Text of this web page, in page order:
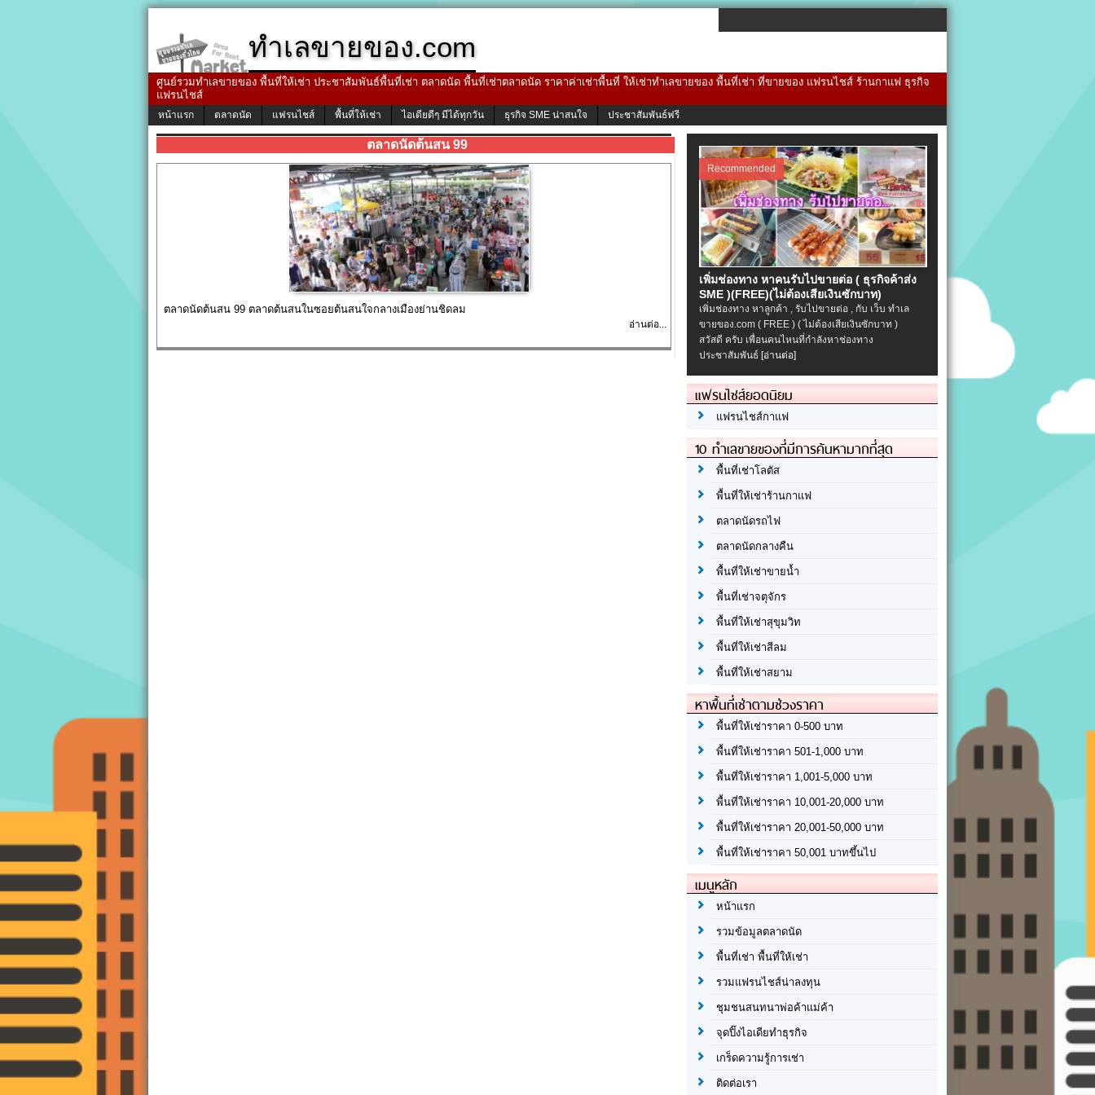
ทำเลขายของ.com
ศูนย์รวมทำเลขายของ พื้นที่ให้เช่า ประชาสัมพันธ์พื้นที่เช่า ตลาดนัด พื้นที่เช่าตลาดนัด ราคาค่าเช่าพื้นที่ ให้เช่าทำเลขายของ พื้นที่เช่า ที่ขายของ แฟรนไชส์ ร้านกาแฟ ธุรกิจ
แฟรนไชส์
หน้าแรก ตลาดนัด แฟรนไชส์ พื้นที่ให้เช่า ไอเดียดีๆ มีได้ทุกวัน ธุรกิจ SME น่าสนใจ ประชาสัมพันธ์ฟรี
ตลาดนัดต้นสน 99
ตลาดนัดต้นสน 99 ตลาดต้นสนในซอยต้นสนใจกลางเมืองย่านชิดลม
อ่านต่อ...
Recommended
เพิ่มช่องทาง หาคนรับไปขายต่อ ( ธุรกิจค้าส่ง
SME )(FREE)(ไม่ต้องเสียเงินซักบาท)
เพิ่มช่องทาง หาลูกค้า , รับไปขายต่อ , กับ เว็บ ทำเล
ขายของ.com ( FREE ) ( ไม่ต้องเสียเงินซักบาท )
สวัสดี ครับ เพื่อนคนไหนที่กำลังหาช่องทาง
ประชาสัมพันธ์ [อ่านต่อ]
แฟรนไชส์ยอดนิยม
แฟรนไชส์กาแฟ
10 ทำเลขายของที่มีการค้นหามากที่สุด
พื้นที่เช่าโลตัส
พื้นที่ให้เช่าร้านกาแฟ
ตลาดนัดรถไฟ
ตลาดนัดกลางคืน
พื้นที่ให้เช่าขายน้ำ
พื้นที่เช่าจตุจักร
พื้นที่ให้เช่าสุขุมวิท
พื้นที่ให้เช่าสีลม
พื้นที่ให้เช่าสยาม
หาพื้นที่เช่าตามช่วงราคา
พื้นที่ให้เช่าราคา 0-500 บาท
พื้นที่ให้เช่าราคา 501-1,000 บาท
พื้นที่ให้เช่าราคา 1,001-5,000 บาท
พื้นที่ให้เช่าราคา 10,001-20,000 บาท
พื้นที่ให้เช่าราคา 20,001-50,000 บาท
พื้นที่ให้เช่าราคา 50,001 บาทขึ้นไป
เมนูหลัก
หน้าแรก
รวมข้อมูลตลาดนัด
พื้นที่เช่า พื้นที่ให้เช่า
รวมแฟรนไชส์น่าลงทุน
ชุมชนสนทนาพ่อค้าแม่ค้า
จุดปิ๊งไอเดียทำธุรกิจ
เกร็ดความรู้การเช่า
ติดต่อเรา